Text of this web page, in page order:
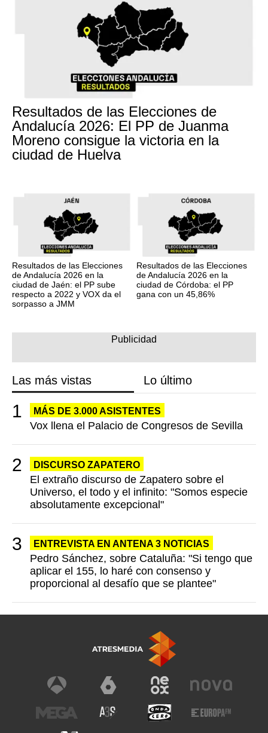
Resultados de las Elecciones de
Andalucía 2026: El PP de Juanma
Moreno consigue la victoria en la
ciudad de Huelva
Resultados de las Elecciones
de Andalucía 2026 en la
ciudad de Jaén: el PP sube
respecto a 2022 y VOX da el
sorpasso a JMM
Resultados de las Elecciones
de Andalucía 2026 en la
ciudad de Córdoba: el PP
gana con un 45,86%
Las más vistas Lo último
MÁS DE 3.000 ASISTENTES
Vox llena el Palacio de Congresos de Sevilla
DISCURSO ZAPATERO
El extraño discurso de Zapatero sobre el
Universo, el todo y el infinito: "Somos especie
absolutamente excepcional"
ENTREVISTA EN ANTENA 3 NOTICIAS
Pedro Sánchez, sobre Cataluña: "Si tengo que
aplicar el 155, lo haré con consenso y
proporcional al desafío que se plantee"